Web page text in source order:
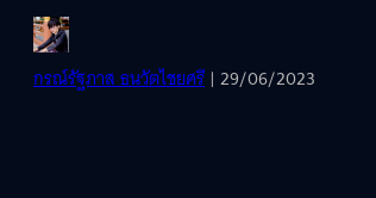
กรณ์รัฐภาส ธนวัตไชยศรี | 29/06/2023